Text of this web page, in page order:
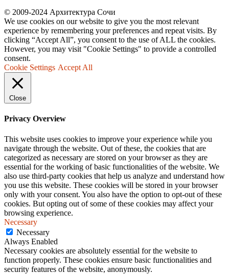
© 2009-2024 Архитектура Сочи
We use cookies on our website to give you the most relevant
experience by remembering your preferences and repeat visits. By
clicking “Accept All”, you consent to the use of ALL the cookies.
However, you may visit "Cookie Settings" to provide a controlled
consent.
Cookie Settings Accept All
Close
Privacy Overview
This website uses cookies to improve your experience while you
navigate through the website. Out of these, the cookies that are
categorized as necessary are stored on your browser as they are
essential for the working of basic functionalities of the website. We
also use third-party cookies that help us analyze and understand how
you use this website. These cookies will be stored in your browser
only with your consent. You also have the option to opt-out of these
cookies. But opting out of some of these cookies may affect your
browsing experience.
Necessary
Necessary
Always Enabled
Necessary cookies are absolutely essential for the website to
function properly. These cookies ensure basic functionalities and
security features of the website, anonymously.